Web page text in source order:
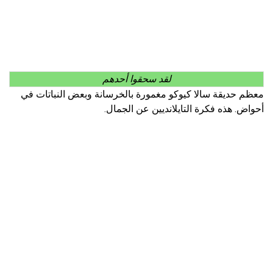
لقد سحقوا أحدهم
معظم حديقة سالا كيوكو مغمورة بالخرسانة وبعض النباتات في
أحواض. هذه فكرة التايلانديين عن الجمال.